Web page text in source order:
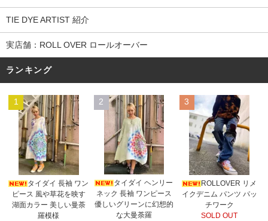
TIE DYE ARTIST 紹介
実店舗：ROLL OVER ロールオーバー
ランキング
1
タイダイ 長袖 ワン
ピース 風や草花を映す
湖面カラー 美しい曼荼
羅模様
2
タイダイ ヘンリー
ネック 長袖 ワンピース
優しいグリーンに幻想的
な大曼荼羅
3
ROLLOVER リメ
イクデニム パンツ パッ
チワーク
SOLD OUT